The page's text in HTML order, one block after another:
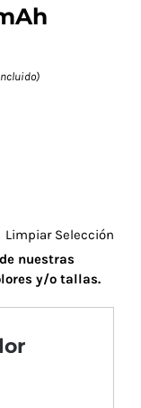
Limpiar Selección
nuestras
y/o tallas.